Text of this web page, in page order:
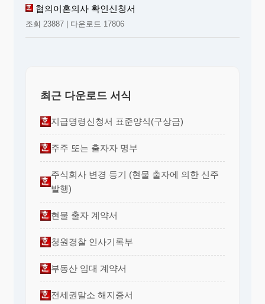
협의이혼의사 확인신청서
조회 23887 | 다운로드 17806
최근 다운로드 서식
지급명령신청서 표준양식(구상금)
주주 또는 출자자 명부
주식회사 변경 등기 (현물 출자에 의한 신주
발행)
현물 출자 계약서
청원경찰 인사기록부
부동산 임대 계약서
전세권말소 해지증서